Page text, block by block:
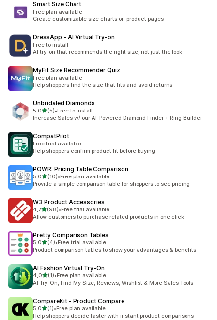
Smart Size Chart
Free plan available
Create customizable size charts on product pages
DressApp ‑ AI Virtual Try‑on
Free to install
AI try-on that recommends the right size, not just the look
MyFit Size Recommender Quiz
Free plan available
Help shoppers find the size that fits and avoid returns
Unbridaled Diamonds
5,0av 5 stjerner
(5)
Totalt 5 omtaler
•Free to install
Increase Sales w/ our AI-Powered Diamond Finder + Ring Builder
CompatPilot
Free trial available
Help shoppers confirm product fit before buying
POWR: Pricing Table Comparison
5,0av 5 stjerner
(10)
Totalt 10 omtaler
•Free plan available
Provide a simple comparison table for shoppers to see pricing
W3 Product Accessories
4,7av 5 stjerner
(98)
Totalt 98 omtaler
•Free trial available
Allow customers to purchase related products in one click
Pretty Comparison Tables
5,0av 5 stjerner
(4)
Totalt 4 omtaler
•Free trial available
Product comparison tables to show your advantages & benefits
AI Fashion Virtual Try‑On
4,0av 5 stjerner
(1)
Totalt 1 omtaler
•Free plan available
AI Try-On, Find My Size, Reviews, Wishlist & More Sales Tools
CompareKit ‑ Product Compare
5,0av 5 stjerner
(1)
Totalt 1 omtaler
•Free plan available
Help shoppers decide faster with instant product comparisons